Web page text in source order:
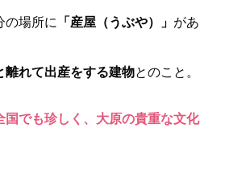
の場所に 「産屋（うぶや）」 があ
離れて出産をする建物とのこと。
国でも珍しく、大原の貴重な文化